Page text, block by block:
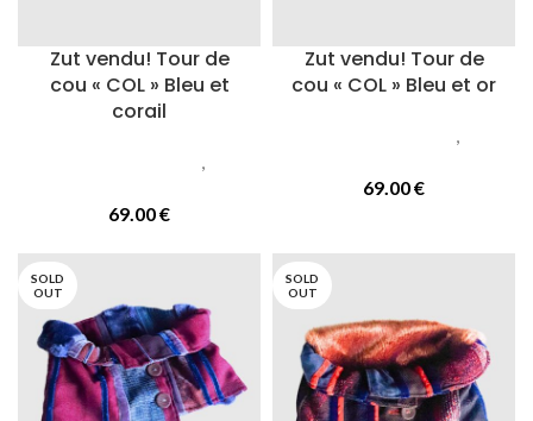
Zut vendu! Tour de
cou « COL » Bleu et
corail
,
69.00€
Zut vendu! Tour de
cou « COL » Bleu et or
,
69.00€
SOLD
OUT
SOLD
OUT